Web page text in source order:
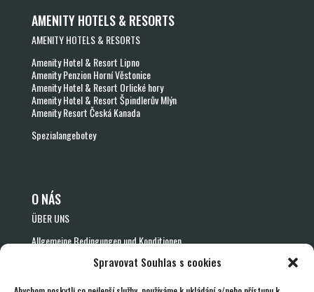
Spravovat Souhlas s cookies
AMENITY HOTELS & RESORTS
AMENITY HOTELS & RESORTS
Amenity Hotel & Resort Lipno
Amenity Penzion Horní Věstonice
Amenity Hotel & Resort Orlické hory
Amenity Hotel & Resort Špindlerův Mlýn
Amenity Resort Česká Kanada
Spezialangebotey
O NÁS
ÜBER UNS
Allgemeine Bedingungen und Konditionen
Rücktrittsformular – Gutscheine